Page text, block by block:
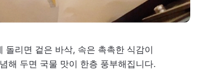
돌리면 겉은 바삭, 속은 촉촉한 식감이
해 두면 국물 맛이 한층 풍부해집니다.